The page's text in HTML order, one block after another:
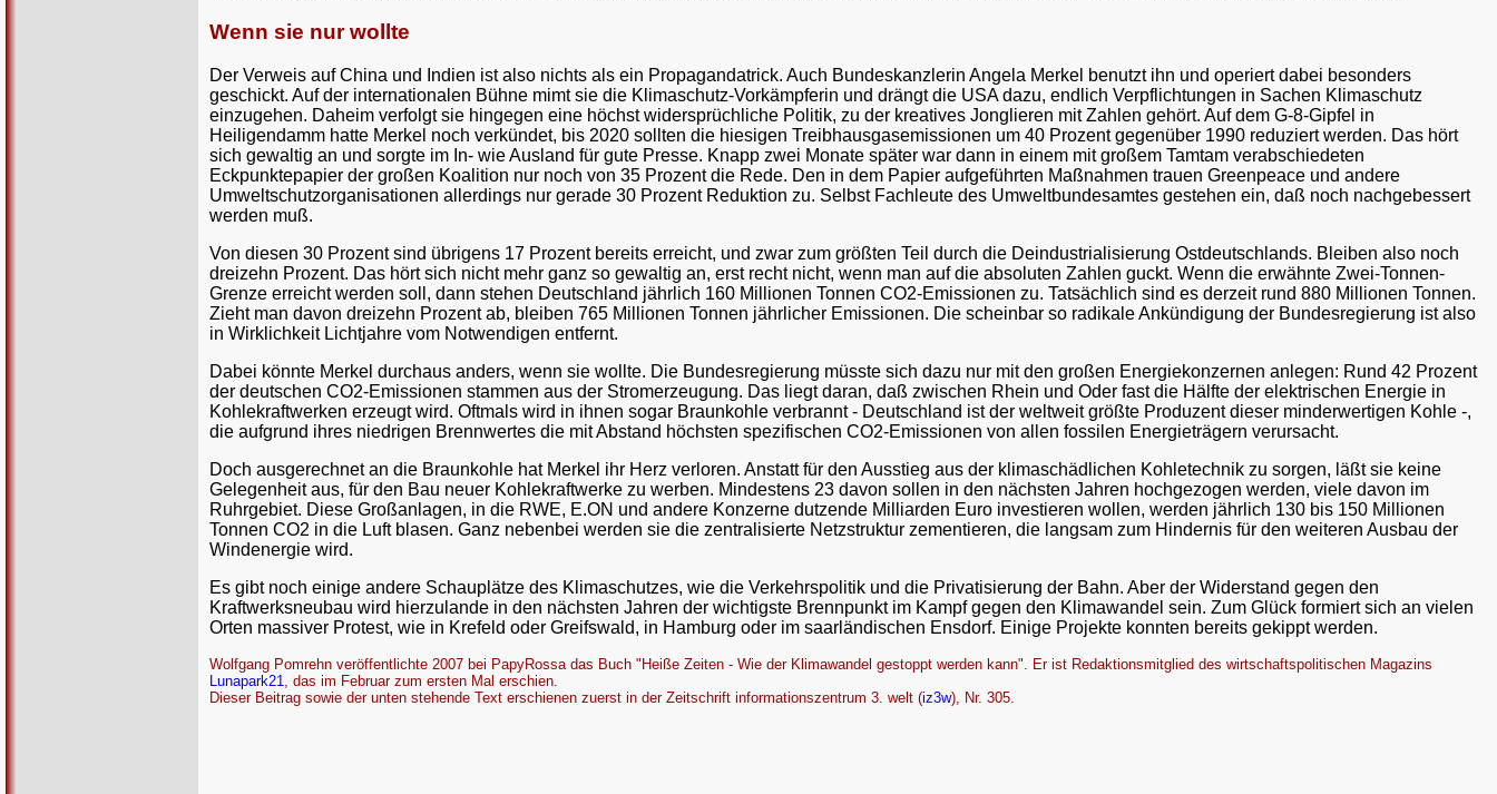
Wenn sie nur wollte
Der Verweis auf China und Indien ist also nichts als ein Propagandatrick. Auch Bundeskanzlerin Angela Merkel benutzt ihn und operiert dabei besonders
geschickt. Auf der internationalen Bühne mimt sie die Klimaschutz-Vorkämpferin und drängt die USA dazu, endlich Verpflichtungen in Sachen Klimaschutz
einzugehen. Daheim verfolgt sie hingegen eine höchst widersprüchliche Politik, zu der kreatives Jonglieren mit Zahlen gehört. Auf dem G-8-Gipfel in
Heiligendamm hatte Merkel noch verkündet, bis 2020 sollten die hiesigen Treibhausgasemissionen um 40 Prozent gegenüber 1990 reduziert werden. Das hört
sich gewaltig an und sorgte im In- wie Ausland für gute Presse. Knapp zwei Monate später war dann in einem mit großem Tamtam verabschiedeten
Eckpunktepapier der großen Koalition nur noch von 35 Prozent die Rede. Den in dem Papier aufgeführten Maßnahmen trauen Greenpeace und andere
Umweltschutzorganisationen allerdings nur gerade 30 Prozent Reduktion zu. Selbst Fachleute des Umweltbundesamtes gestehen ein, daß noch nachgebessert
werden muß.
Von diesen 30 Prozent sind übrigens 17 Prozent bereits erreicht, und zwar zum größten Teil durch die Deindustrialisierung Ostdeutschlands. Bleiben also noch
dreizehn Prozent. Das hört sich nicht mehr ganz so gewaltig an, erst recht nicht, wenn man auf die absoluten Zahlen guckt. Wenn die erwähnte Zwei-Tonnen-
Grenze erreicht werden soll, dann stehen Deutschland jährlich 160 Millionen Tonnen CO2-Emissionen zu. Tatsächlich sind es derzeit rund 880 Millionen Tonnen.
Zieht man davon dreizehn Prozent ab, bleiben 765 Millionen Tonnen jährlicher Emissionen. Die scheinbar so radikale Ankündigung der Bundesregierung ist also
in Wirklichkeit Lichtjahre vom Notwendigen entfernt.
Dabei könnte Merkel durchaus anders, wenn sie wollte. Die Bundesregierung müsste sich dazu nur mit den großen Energiekonzernen anlegen: Rund 42 Prozent
der deutschen CO2-Emissionen stammen aus der Stromerzeugung. Das liegt daran, daß zwischen Rhein und Oder fast die Hälfte der elektrischen Energie in
Kohlekraftwerken erzeugt wird. Oftmals wird in ihnen sogar Braunkohle verbrannt - Deutschland ist der weltweit größte Produzent dieser minderwertigen Kohle -,
die aufgrund ihres niedrigen Brennwertes die mit Abstand höchsten spezifischen CO2-Emissionen von allen fossilen Energieträgern verursacht.
Doch ausgerechnet an die Braunkohle hat Merkel ihr Herz verloren. Anstatt für den Ausstieg aus der klimaschädlichen Kohletechnik zu sorgen, läßt sie keine
Gelegenheit aus, für den Bau neuer Kohlekraftwerke zu werben. Mindestens 23 davon sollen in den nächsten Jahren hochgezogen werden, viele davon im
Ruhrgebiet. Diese Großanlagen, in die RWE, E.ON und andere Konzerne dutzende Milliarden Euro investieren wollen, werden jährlich 130 bis 150 Millionen
Tonnen CO2 in die Luft blasen. Ganz nebenbei werden sie die zentralisierte Netzstruktur zementieren, die langsam zum Hindernis für den weiteren Ausbau der
Windenergie wird.
Es gibt noch einige andere Schauplätze des Klimaschutzes, wie die Verkehrspolitik und die Privatisierung der Bahn. Aber der Widerstand gegen den
Kraftwerksneubau wird hierzulande in den nächsten Jahren der wichtigste Brennpunkt im Kampf gegen den Klimawandel sein. Zum Glück formiert sich an vielen
Orten massiver Protest, wie in Krefeld oder Greifswald, in Hamburg oder im saarländischen Ensdorf. Einige Projekte konnten bereits gekippt werden.
Wolfgang Pomrehn veröffentlichte 2007 bei PapyRossa das Buch "Heiße Zeiten - Wie der Klimawandel gestoppt werden kann". Er ist Redaktionsmitglied des wirtschaftspolitischen Magazins
Lunapark21
, das im Februar zum ersten Mal erschien.
Dieser Beitrag sowie der unten stehende Text erschienen zuerst in der Zeitschrift informationszentrum 3. welt (iz3w), Nr. 305.